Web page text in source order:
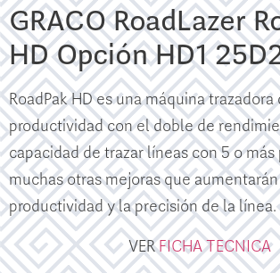
GRACO RoadLazer
HD Opción HD1
RoadPak HD es una máquina
productividad con el doble de
capacidad de trazar líneas con 5 o más
muchas otras mejoras que
productividad y la precisión de la línea.
VERFICHA TECNICA